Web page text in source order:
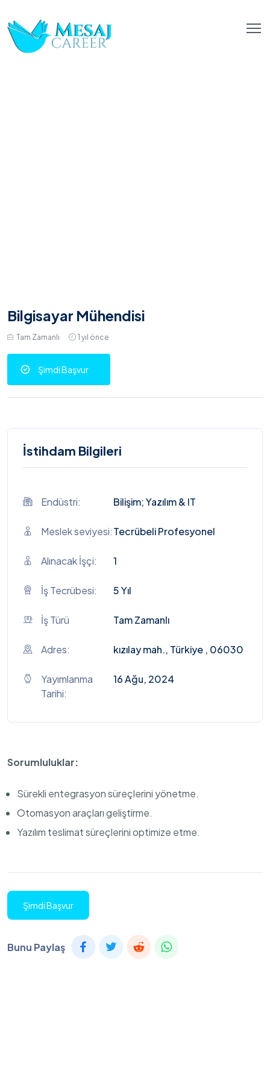
Bilgisayar Mühendisi
Tam Zamanlı 1 yıl önce
Şimdi Başvur
İstihdam Bilgileri
Endüstri: Bilişim; Yazılım & IT
Meslek seviyesi:Tecrübeli Profesyonel
Alınacak İşçi: 1
İş Tecrübesi: 5 Yıl
İş Türü Tam Zamanlı
Adres: kızılay mah., Türkiye , 06030
Yayımlanma
Tarihi:
16 Ağu, 2024
Sorumluluklar:
Sürekli entegrasyon süreçlerini yönetme.
Otomasyon araçları geliştirme.
Yazılım teslimat süreçlerini optimize etme.
Şimdi Başvur
Bunu Paylaş